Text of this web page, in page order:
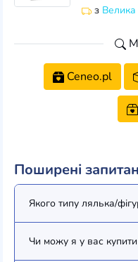
з Велика
Ceneo.pl
Поширені
Якого типу лялька/
Чи можу я у вас купити